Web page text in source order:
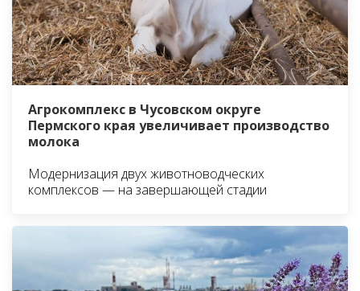
Агрокомплекс в Чусовском округе
Пермского края увеличивает производство
молока
Модернизация двух животноводческих
комплексов — на завершающей стадии